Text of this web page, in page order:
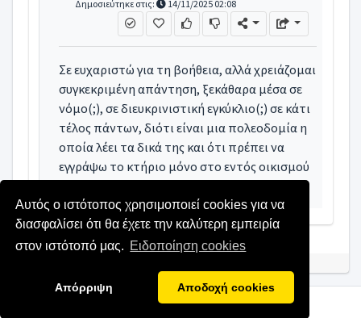
Αυτός ο ιστότοπος χρησιμοποιεί cookies για να
διασφαλίσει ότι θα έχετε την καλύτερη εμπειρία
στον ιστότοπό μας. Ειδοποίηση cookies
Απόρριψη Αποδοχή cookies
Δημοσιεύτηκε στις: 14/11/2025 02:08
Σε ευχαριστώ για τη βοήθεια, αλλά χρειάζομαι
συγκεκριμένη απάντηση, ξεκάθαρα μέσα σε
νόμο(;), σε διευκρινιστική εγκύκλιο(;) σε κάτι
τέλος πάντων, διότι είναι μια πολεοδομία η
οποία λέει τα δικά της και ότι πρέπει να
εγγράψω το κτήριο μόνο στο εντός οικισμού